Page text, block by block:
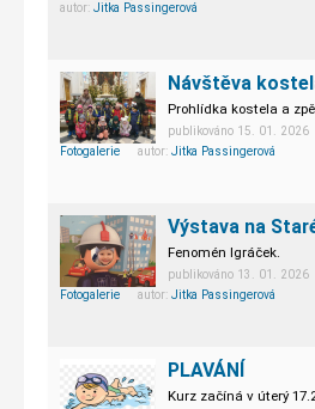
autor: Jitka Passingerová
Návštěva
Prohlídka kostela a
publikováno 15. 01.
Fotogalerie autor: Jitka Passingerová
Výstava na
Fenomén Igráček.
publikováno 13. 01.
Fotogalerie autor: Jitka Passingerová
PLAVÁNÍ
Kurz začíná v úterý